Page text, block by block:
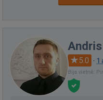
5.0 · 1
Bija vietnē: